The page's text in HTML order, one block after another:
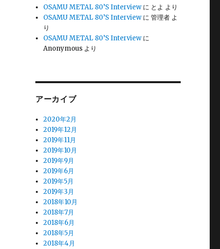
OSAMU METAL 80’S Interview に とよ より
OSAMU METAL 80’S Interview に管理者 よ
り
OSAMU METAL 80’S Interview に
Anonymous より
アーカイブ
2020年2月
2019年12月
2019年11月
2019年10月
2019年9月
2019年6月
2019年5月
2019年3月
2018年10月
2018年7月
2018年6月
2018年5月
2018年4月